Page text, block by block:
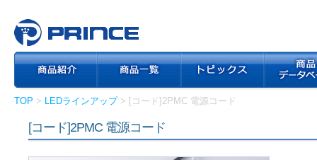
TOP > LEDラインアップ> [コード]2PMC 電源コード
[コード]2PMC 電源コード